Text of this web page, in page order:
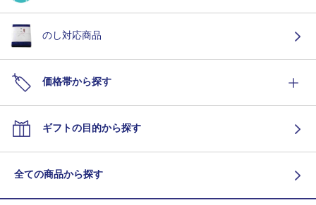
のし対応商品
価格帯から探す
ギフトの目的から探す
全ての商品から探す